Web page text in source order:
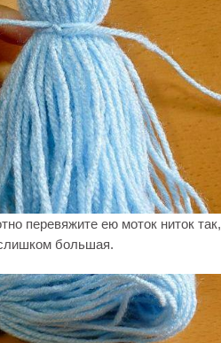
перевяжите ею моток ниток
большая.